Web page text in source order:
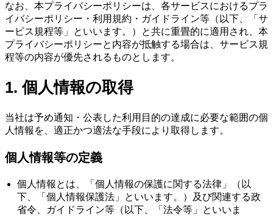
なお、本プライバシーポリシーは、各サービスにおけるプラ
イバシーポリシー・利用規約・ガイドライン等（以下、「サ
ービス規程等」といいます。）と共に重畳的に適用され、本
プライバシーポリシーと内容が抵触する場合は、サービス規
程等の内容が優先されるものとします。
1. 個人情報の取得
当社は予め通知・公表した利用目的の達成に必要な範囲の個
人情報を、適正かつ適法な手段により取得します。
個人情報等の定義
個人情報とは、「個人情報の保護に関する法律」（以
下、「個人情報保護法」といいます。）及び関連する政
省令、ガイドライン等（以下、「法令等」といいま